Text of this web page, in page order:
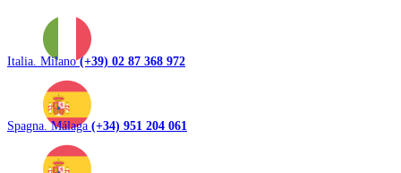
Italia. Milano(+39) 02 87 368 972
Spagna. Málaga (+34) 951 204 061